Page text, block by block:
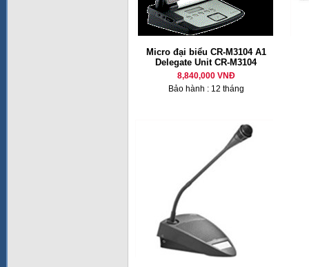
Micro đại biểu CR-M3104 A1
Delegate Unit CR-M3104
8,840,000 VNĐ
Bảo hành : 12 tháng